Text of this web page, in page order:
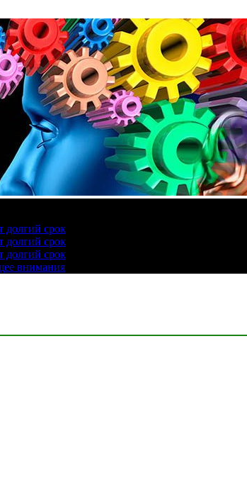
долгий срок
долгий срок
долгий срок
внимания